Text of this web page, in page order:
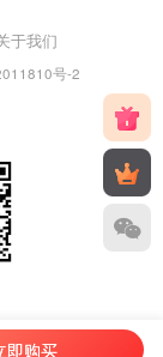
于我们
号-2
即购买